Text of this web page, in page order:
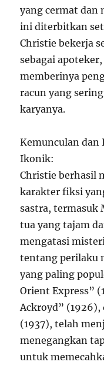
yang cermat dan
ini diterbitkan
Christie bekerja
sebagai
memberinya
racun yang
karyanya.
Kemunculan dan
Ikonik:
Christie berhasil
karakter fiksi
sastra, termasuk
tua yang tajam
mengatasi
tentang perilaku
yang paling
Orient Express”
Ackroyd” (1926),
(1937), telah
menegangkan
untuk